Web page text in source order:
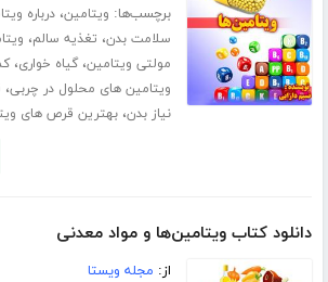
برچسب‌ها: ویتامین،درباره
سلامت بدن، تغذیه سالم،
مولتی ویتامین،گیاه خواری،
ویتامین های محلول در چربی،
نیاز بدن،بهترین قرص های
دانلود کتاب ویتامین‌ها و مواد معدنی
از: مجله ویستا